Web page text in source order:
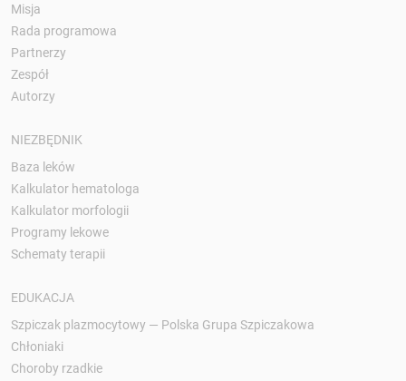
Misja
Rada programowa
Partnerzy
Zespół
Autorzy
NIEZBĘDNIK
Baza leków
Kalkulator hematologa
Kalkulator morfologii
Programy lekowe
Schematy terapii
EDUKACJA
Szpiczak plazmocytowy — Polska Grupa Szpiczakowa
Chłoniaki
Choroby rzadkie